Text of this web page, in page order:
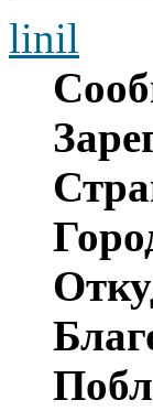
linil